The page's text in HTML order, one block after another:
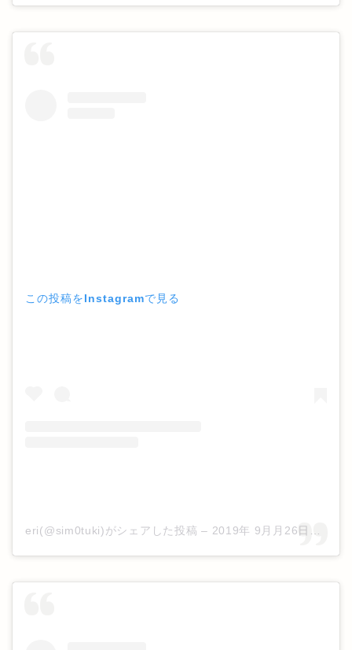
この投稿をInstagramで見る
eri(@sim0tuki)がシェアした投稿 – 2019年 9月月26日午前12時54分PDT